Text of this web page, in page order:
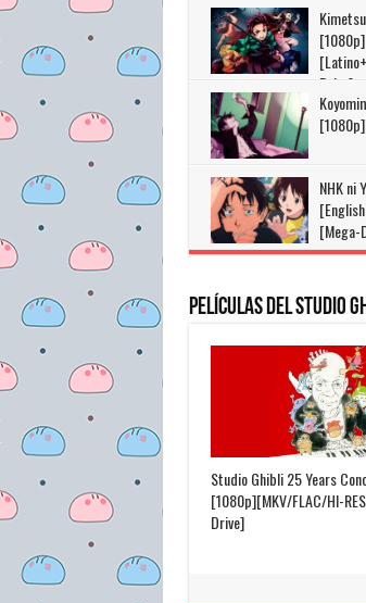
[1080p]
Drive]
NHK ni
[Mega-
Películas del Studio
Studio Ghibli 25 Years
[1080p][MKV/FLAC/HI-
Drive]